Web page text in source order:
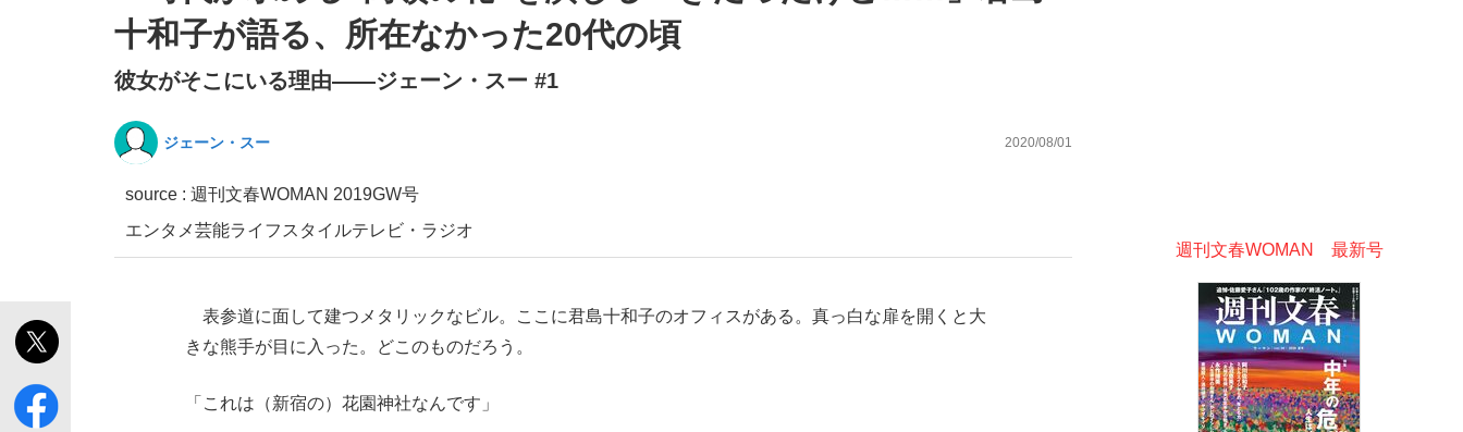
「目標達成できなかったからと言って…」サッカー日本代表・森保一監督...
十和子が語る、所在なかった20代の頃
彼女がそこにいる理由——ジェーン・スー #1
ジェーン・スー 2020/08/01
source : 週刊文春WOMAN 2019GW号
エンタメ芸能ライフスタイルテレビ・ラジオ
表参道に面して建つメタリックなビル。ここに君島十和子のオフィスがある。真っ白な扉を開くと大
きな熊手が目に入った。どこのものだろう。
「これは（新宿の）花園神社なんです」
週刊文春WOMAN 最新号